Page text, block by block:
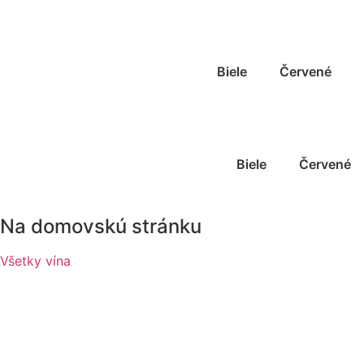
Biele
Červené
Biele Červené
Na domovskú stránku
Všetky vína